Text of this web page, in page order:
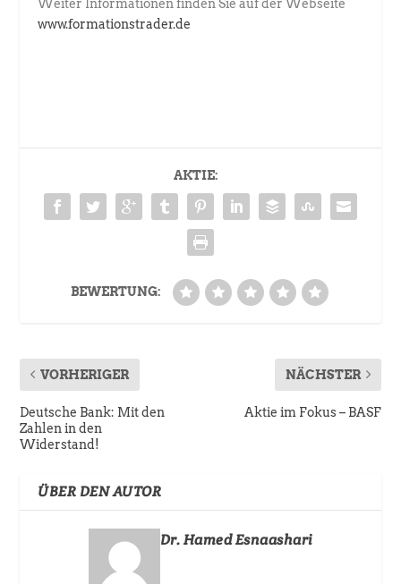
Weiter Informationen finden Sie auf der Webseite
www.formationstrader.de
AKTIE:
BEWERTUNG:
VORHERIGER
Deutsche Bank: Mit den
Zahlen in den
Widerstand!
NÄCHSTER
Aktie im Fokus – BASF
ÜBER DEN AUTOR
Dr. Hamed Esnaashari